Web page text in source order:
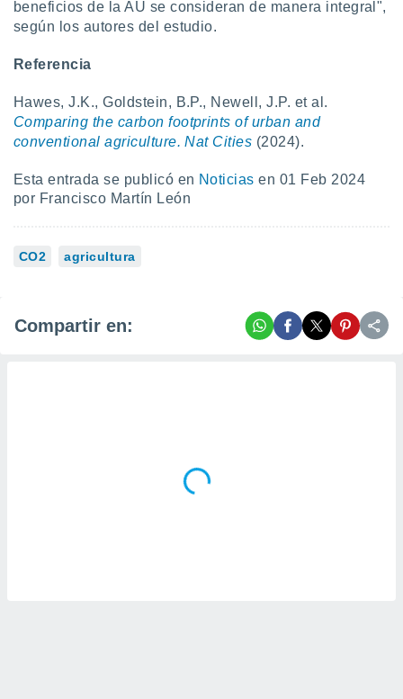
beneficios de la AU se consideran de manera integral",
según los autores del estudio.
Referencia
Hawes, J.K., Goldstein, B.P., Newell, J.P. et al.
Comparing the carbon footprints of urban and
conventional agriculture. Nat Cities (2024).
Esta entrada se publicó en Noticias en 01 Feb 2024
por Francisco Martín León
CO2 agricultura
Compartir en: